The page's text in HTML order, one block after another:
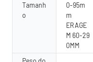
Tamanh
o
0-95m
m
ERAGE
M 60-29
0MM